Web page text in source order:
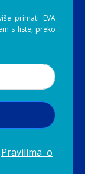
primati EVA
s liste, preko
Pravilima o